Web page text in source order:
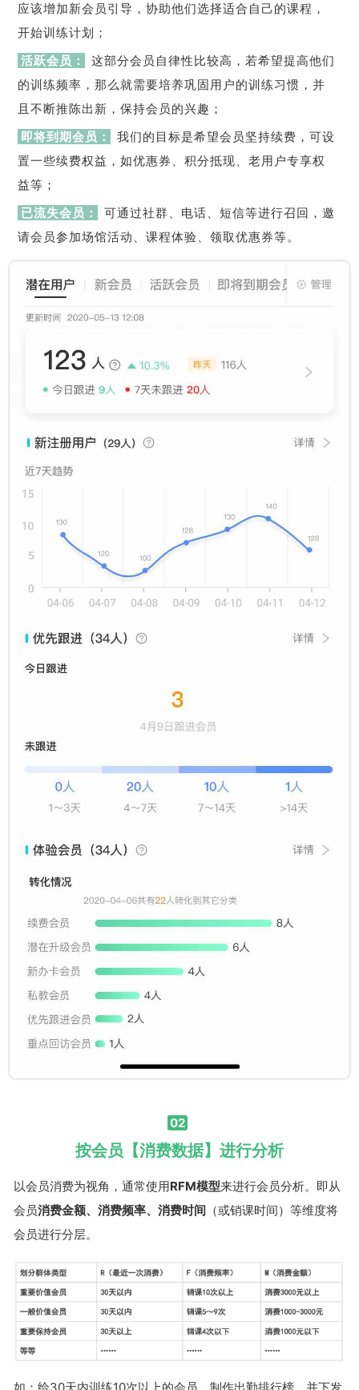
应该增加新会员引导，协助他们选择适合自己的课程，
开始训练计划；
活跃会员：
这部分会员自律性比较高，若希望提高他们
的训练频率，那么就需要培养巩固用户的训练习惯，并
且不断推陈出新，保持会员的兴趣；
即将到期会员：
我们的目标是希望会员坚持续费，可设
置一些续费权益，如优惠券、积分抵现、老用户专享权
益等；
已流失会员：
可通过社群、电话、短信等进行召回，邀
请会员参加场馆活动、课程体验、领取优惠券等。
02
按会员【消费数据】进行分析
以会员消费为视角，通常使用RFM模型来进行会员分析。 即从
会员消费金额、消费频率、消费时间 （或销课时间）等维度将
会员进行分层。